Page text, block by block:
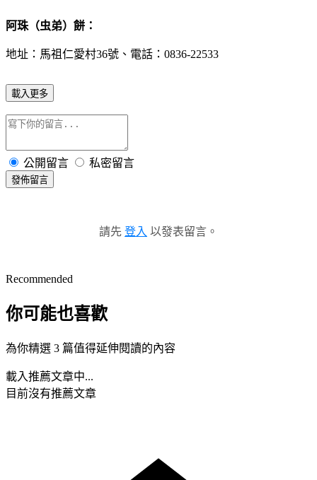
阿珠（虫弟）餅：
地址：馬祖仁愛村36號、電話：0836-22533
載入更多
公開留言 私密留言
發佈留言
請先 登入 以發表留言。
Recommended
你可能也喜歡
為你精選 3 篇值得延伸閱讀的內容
載入推薦文章中...
目前沒有推薦文章